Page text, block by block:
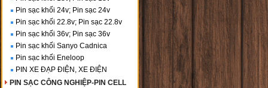
Pin sạc khối 24v; Pin sạc 24v
Pin sạc khối 22.8v; Pin sạc 22.8v
Pin sạc khối 36v; Pin sạc 36v
Pin sạc khối Sanyo Cadnica
Pin sạc khối Eneloop
PIN XE ĐẠP ĐIỆN, XE ĐIỆN
PIN SẠC CÔNG NGHIỆP-PIN CELL